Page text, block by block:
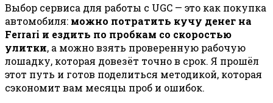
Выбор сервиса для работы с UGC — это как покупка
автомобиля: можно потратить кучу денег на
Ferrari и ездить по пробкам со скоростью
улитки, а можно взять проверенную рабочую
лошадку, которая довезёт точно в срок. Я прошёл
этот путь и готов поделиться методикой, которая
сэкономит вам месяцы проб и ошибок.